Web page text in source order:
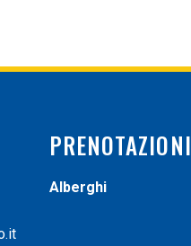
PRENOTAZIONI
Alberghi